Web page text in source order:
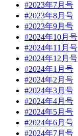
#2023年7月号
#2023年8月号
#2023年9月号
#2024年10月号
#2024年11月号
#2024年12月号
#2024年1月号
#2024年2月号
#2024年3月号
#2024年4月号
#2024年5月号
#2024年6月号
#2024年7月号